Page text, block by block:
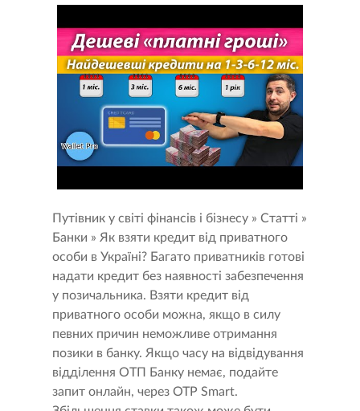
Путівник у світі фінансів і бізнесу » Статті »
Банки » Як взяти кредит від приватного
особи в Україні? Багато приватників готові
надати кредит без наявності забезпечення
у позичальника. Взяти кредит від
приватного особи можна, якщо в силу
певних причин неможливе отримання
позики в банку. Якщо часу на відвідування
відділення ОТП Банку немає, подайте
запит онлайн, через OTP Smart.